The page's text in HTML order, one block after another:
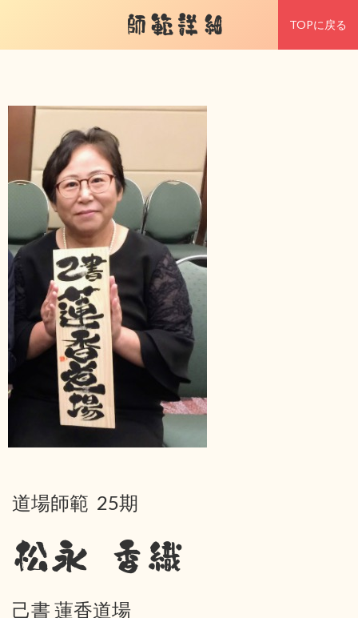
師範詳細 TOPに戻る
道場師範 25期
松永 香織
己書 蓮香道場